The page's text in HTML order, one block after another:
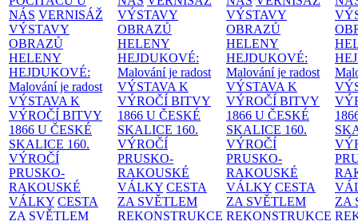
NÁS VERNISÁŽ
VÝSTAVY
OBRAZŮ
HELENY
HEJDUKOVÉ:
Malování je radost
VÝSTAVA K
VÝROČÍ BITVY
1866 U ČESKÉ
SKALICE 160.
VÝROČÍ
PRUSKO-
RAKOUSKÉ
VÁLKY CESTA
ZA SVĚTLEM
VÝSTAVY
OBRAZŮ
HELENY
HEJDUKOVÉ:
Malování je radost
VÝSTAVA K
VÝROČÍ BITVY
1866 U ČESKÉ
SKALICE 160.
VÝROČÍ
PRUSKO-
RAKOUSKÉ
VÁLKY CESTA
ZA SVĚTLEM
REKONSTRUKCE
VÝSTAVY
OBRAZŮ
HELENY
HEJDUKOVÉ:
Malování je radost
VÝSTAVA K
VÝROČÍ BITVY
1866 U ČESKÉ
SKALICE 160.
VÝROČÍ
PRUSKO-
RAKOUSKÉ
VÁLKY CESTA
ZA SVĚTLEM
REKONSTRUKCE
ZA